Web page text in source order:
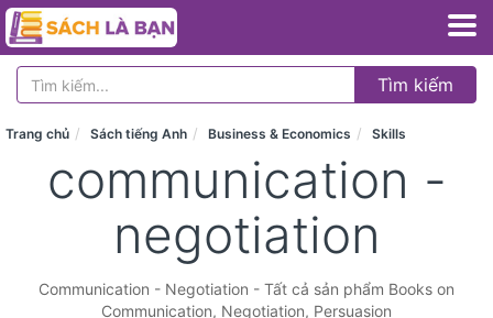
Tìm kiếm
Trang chủ Sách tiếng Anh Business & Economics Skills
communication -
negotiation
Communication - Negotiation - Tất cả sản phẩm Books on
Communication, Negotiation, Persuasion